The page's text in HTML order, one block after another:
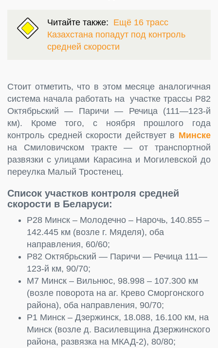
Читайте также: Ещё 16 трасс
Казахстана попадут под контроль
средней скорости
Стоит отметить, что в этом месяце аналогичная
система начала работать на участке трассы Р82
Октябрьский — Паричи — Речица (111—123-й
км). Кроме того, с ноября прошлого года
контроль средней скорости действует в Минске
на Смиловичском тракте — от транспортной
развязки с улицами Карасина и Могилевской до
переулка Малый Тростенец.
Список участков контроля средней
скорости в Беларуси:
Р28 Минск – Молодечно – Нарочь, 140.855 –
142.445 км (возле г. Мяделя), оба
направления, 60/60;
Р82 Октябрьский — Паричи — Речица 111—
123-й км, 90/70;
М7 Минск – Вильнюс, 98.998 – 107.300 км
(возле поворота на аг. Крево Сморгонского
района), оба направления, 90/70;
Р1 Минск – Дзержинск, 18.088, 16.100 км, на
Минск (возле д. Василевщина Дзержинского
района, развязка на МКАД-2), 80/80;